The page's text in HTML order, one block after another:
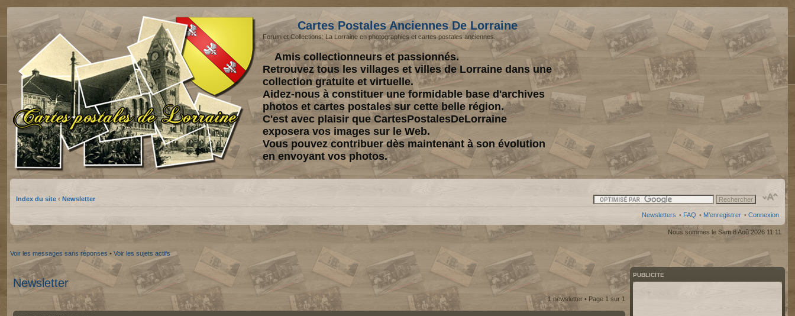
Cartes Postales Anciennes De Lorraine
Forum et Collections: La Lorraine en photographies et cartes postales anciennes.
Amis collectionneurs et passionnés.
Retrouvez tous les villages et villes de Lorraine dans une
collection gratuite et virtuelle.
Aidez-nous à constituer une formidable base d'archives
photos et cartes postales sur cette belle région.
C'est avec plaisir que CartesPostalesDeLorraine
exposera vos images sur le Web.
Vous pouvez contribuer dès maintenant à son évolution
en envoyant vos photos.
Index du site ‹ Newsletter
Newsletters • FAQ • M’enregistrer • Connexion
Nous sommes le Sam 8 Aoû 2026 11:11
Voir les messages sans réponses • Voir les sujets actifs
Newsletter
1 newsletter • Page 1 sur 1
PUBLICITE